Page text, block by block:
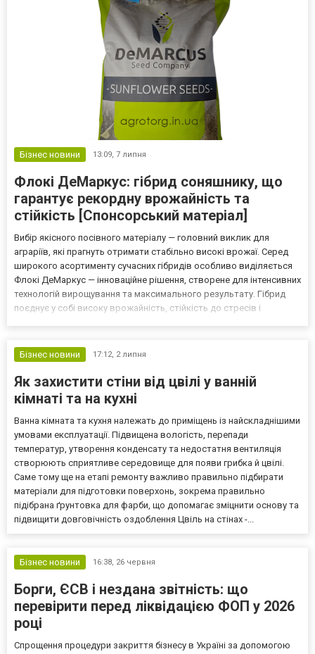
Бізнес новини 13:09, 7 липня
Флокі ДеМаркус: гібрид соняшнику, що
гарантує рекордну врожайність та
стійкість [Спонсорський матеріал]
Вибір якісного посівного матеріалу — головний виклик для
аграріїв, які прагнуть отримати стабільно високі врожаї. Серед
широкого асортименту сучасних гібридів особливо виділяється
Флокі ДеМаркус — інноваційне рішення, створене для інтенсивних
технологій вирощування та максимального результату. Гібрид
поєднує у собі високу врожайність, стійкість до стресів і
Бізнес новини
17:12, 2 липня
Як захистити стіни від цвілі у ванній
кімнаті та на кухні
Ванна кімната та кухня належать до приміщень із найскладнішими
умовами експлуатації. Підвищена вологість, перепади
температур, утворення конденсату та недостатня вентиляція
створюють сприятливе середовище для появи грибка й цвілі.
Саме тому ще на етапі ремонту важливо правильно підбирати
матеріали для підготовки поверхонь, зокрема правильно
підібрана ґрунтовка для фарби, що допомагає зміцнити основу та
підвищити довговічність оздоблення Цвіль на стінах -...
Бізнес новини 16:38, 26 червня
Борги, ЄСВ і нездана звітність: що
перевірити перед ліквідацією ФОП у 2026
році
Спрощення процедури закриття бізнесу в Україні за допомогою